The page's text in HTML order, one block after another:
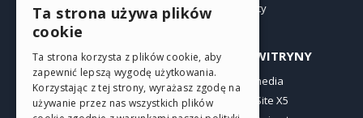
Oferty
PROFIL
Moje wpisy
Moje licencje
INNE WITRYNY
Incomedia
WebSite X5
ENGLISH
GERMAN
SPANISH
Ta strona używa plików
cookie
Ta strona korzysta z plików cookie, aby
zapewnić lepszą wygodę użytkowania.
Korzystając z tej strony, wyrażasz zgodę na
używanie przez nas wszystkich plików